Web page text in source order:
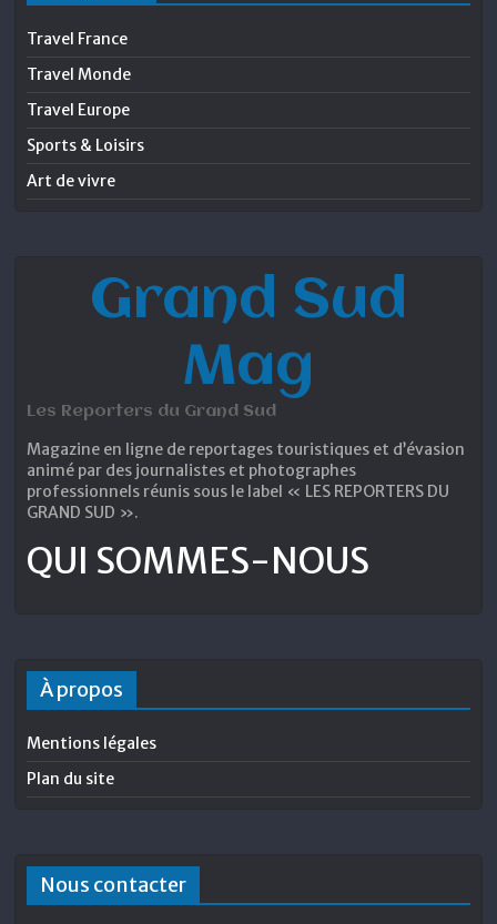
Travel France
Travel Monde
Travel Europe
Sports & Loisirs
Art de vivre
Grand Sud
Mag
Les Reporters du Grand Sud
Magazine en ligne de reportages touristiques et d’évasion
animé par des journalistes et photographes
professionnels réunis sous le label « LES REPORTERS DU
GRAND SUD ».
QUI SOMMES-NOUS
À propos
Mentions légales
Plan du site
Nous contacter